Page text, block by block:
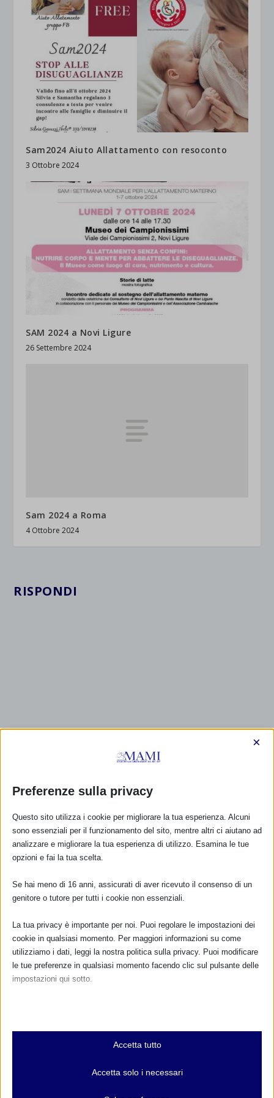
Sam2024 Aiuto Allattamento con resoconto
3 Ottobre 2024
SAM 2024 a Novi Ligure
26 Settembre 2024
Sam 2024 a Roma
4 Ottobre 2024
RISPONDI
Preferenze sulla privacy
×
Questo sito utilizza i cookie per migliorare la tua esperienza. Alcuni
sono essenziali per il funzionamento del sito, mentre altri ci aiutano ad
analizzare e migliorare la tua esperienza di utilizzo. Esamina le tue
opzioni e fai la tua scelta.
Se hai meno di 16 anni, assicurati di aver ricevuto il consenso di un
genitore o tutore per tutti i cookie non essenziali.
La tua privacy è importante per noi. Puoi regolare le impostazioni dei
cookie in qualsiasi momento. Per maggiori informazioni su come
utilizziamo i dati, leggi la nostra politica sulla privacy. Puoi modificare
le tue preferenze in qualsiasi momento facendo clic sul pulsante delle
impostazioni qui sotto.
Essenziali
I cookie e i servizi essenziali abilitano le funzioni di base e sono
e servizi non richiedono il consenso dell'utente secondo il GDPR.
Accetta tutto
Accetta solo i necessari